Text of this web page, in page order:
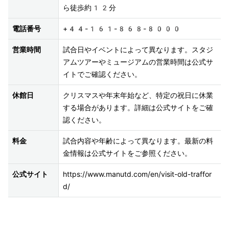
ら徒歩約12分
電話番号 +44-161-868-8000
営業時間
試合日やイベントによって異なります。スタジ
アムツアーやミュージアムの営業時間は公式サ
イトでご確認ください。
休館日
クリスマスや年末年始など、特定の祝日に休業
する場合があります。詳細は公式サイトをご確
認ください。
料金
試合内容や年齢によって異なります。最新の料
金情報は公式サイトをご参照ください。
公式サイト
https://www.manutd.com/en/visit-old-traffor
d/